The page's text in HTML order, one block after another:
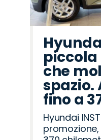
che
spazio.
fino a
Hyundai